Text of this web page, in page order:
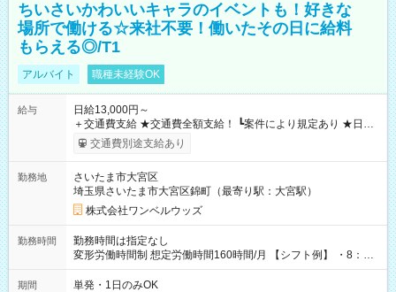
ちいさいかわいいキャラのイベントも！好きな
場所で働ける☆来社不要！働いたその日に給料
もらえる◎/T1
アルバイト 職種未経験OK
給与
日給13,000円～
＋交通費支給 ★交通費全額支給！ ┗案件により規定あり ★日払
いOK！（規定あり） ┗働いたその日に現金GET♪ お仕事後はコ
ンビニATMから 日払い分を引き落とせます！ 【試用期間】試
交通費別途支給あり
勤務地
さいたま市大宮区
埼玉県さいたま市大宮区錦町（最寄り駅：大宮駅）
株式会社ワンベルウッズ
勤務時間
勤務時間は指定なし
変形労働時間制 想定労働時間160時間/月 【シフト例】 ・8：00
～21：00
期間 単発・1日のみOK